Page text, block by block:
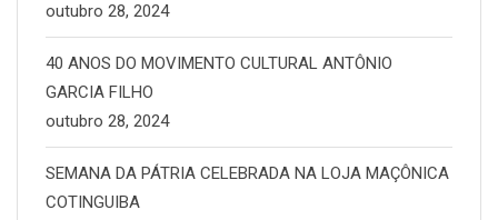
outubro 28, 2024
40 ANOS DO MOVIMENTO CULTURAL ANTÔNIO
GARCIA FILHO
outubro 28, 2024
SEMANA DA PÁTRIA CELEBRADA NA LOJA MAÇÔNICA
COTINGUIBA